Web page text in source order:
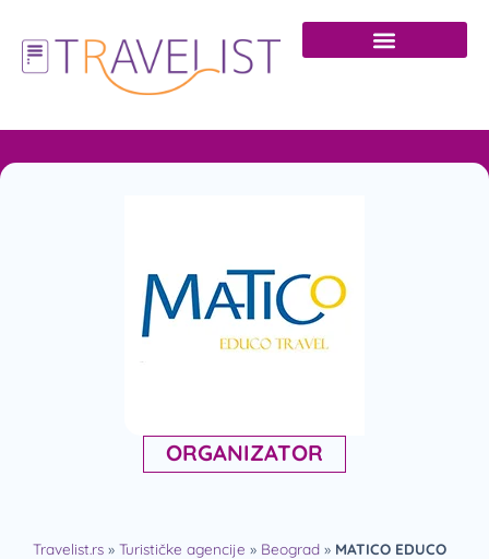
ORGANIZATOR
Travelist.rs » Turističke agencije » Beograd » MATICO EDUCO